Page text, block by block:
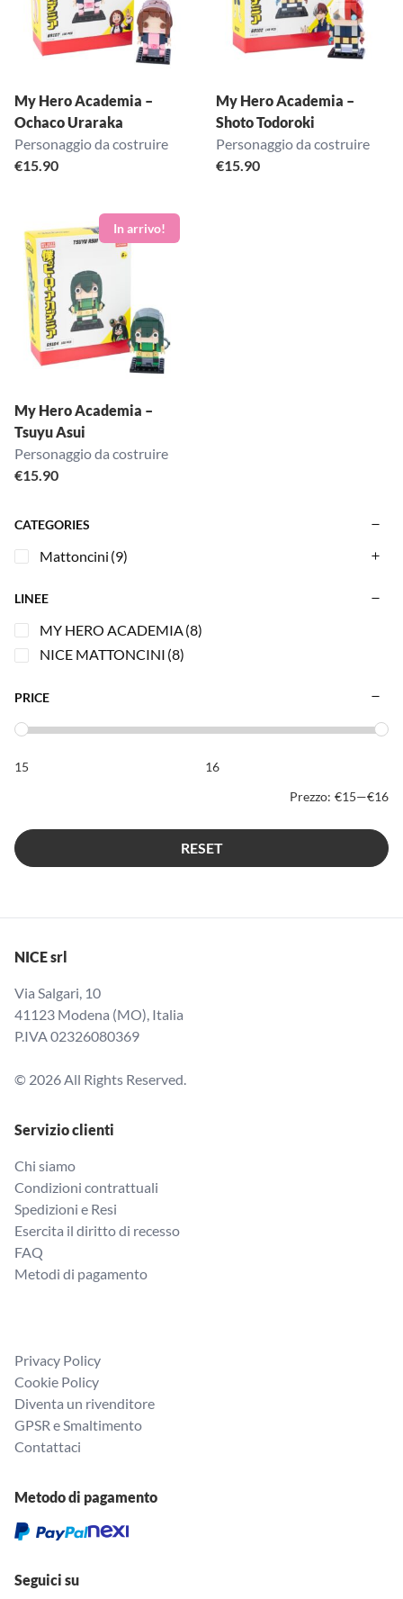
My Hero Academia –
Ochaco Uraraka
Personaggio da costruire
€15.90
My Hero Academia –
Shoto Todoroki
Personaggio da costruire
€15.90
My Hero Academia –
Tsuyu Asui
Personaggio da costruire
€15.90
CATEGORIES
Mattoncini (9)
LINEE
MY HERO ACADEMIA(8)
NICE MATTONCINI (8)
PRICE
Prezzo: €15—€16
RESET
NICE srl
Via Salgari, 10
41123 Modena (MO), Italia
P.IVA 02326080369
© 2026 All Rights Reserved.
Servizio clienti
Chi siamo
Condizioni contrattuali
Spedizioni e Resi
Esercita il diritto di recesso
FAQ
Metodi di pagamento
Privacy Policy
Cookie Policy
Diventa un rivenditore
GPSR e Smaltimento
Contattaci
Metodo di pagamento
Seguici su